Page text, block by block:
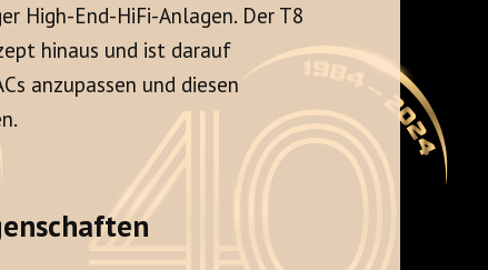
High-End-HiFi-Anlagen. Der T8
hinaus und ist darauf
anzupassen und diesen